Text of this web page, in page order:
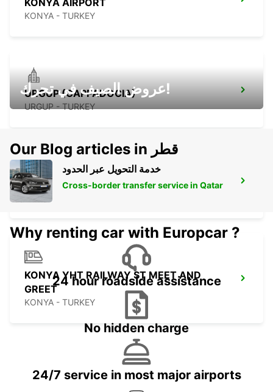
KONYA AIRPORT
KONYA - TURKEY
URGUP (CAPPADOCIA)
URGUP - TURKEY
KONYA
KONYA - TURKEY
KONYA YHT RAILWAY ST MEET AND
GREET
KONYA - TURKEY
عروض الصيف في تحرك!
Our Blog articles in قطر
خدمة التحويل عبر الحدود
Cross-border transfer service in Qatar
Why renting car with Europcar ?
24 hour roadside assistance
No hidden charge
24/7 service in most major airports